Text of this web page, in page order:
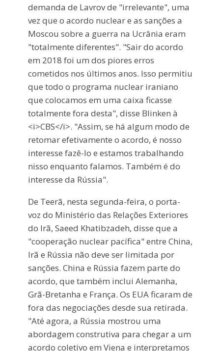
demanda de Lavrov de "irrelevante", uma
vez que o acordo nuclear e as sanções a
Moscou sobre a guerra na Ucrânia eram
"totalmente diferentes". "Sair do acordo
em 2018 foi um dos piores erros
cometidos nos últimos anos. Isso permitiu
que todo o programa nuclear iraniano
que colocamos em uma caixa ficasse
totalmente fora desta", disse Blinken à
<i>CBS</i>. "Assim, se há algum modo de
retomar efetivamente o acordo, é nosso
interesse fazê-lo e estamos trabalhando
nisso enquanto falamos. Também é do
interesse da Rússia".
De Teerã, nesta segunda-feira, o porta-
voz do Ministério das Relações Exteriores
do Irã, Saeed Khatibzadeh, disse que a
"cooperação nuclear pacífica" entre China,
Irã e Rússia não deve ser limitada por
sanções. China e Rússia fazem parte do
acordo, que também inclui Alemanha,
Grã-Bretanha e França. Os EUA ficaram de
fora das negociações desde sua retirada.
"Até agora, a Rússia mostrou uma
abordagem construtiva para chegar a um
acordo coletivo em Viena e interpretamos